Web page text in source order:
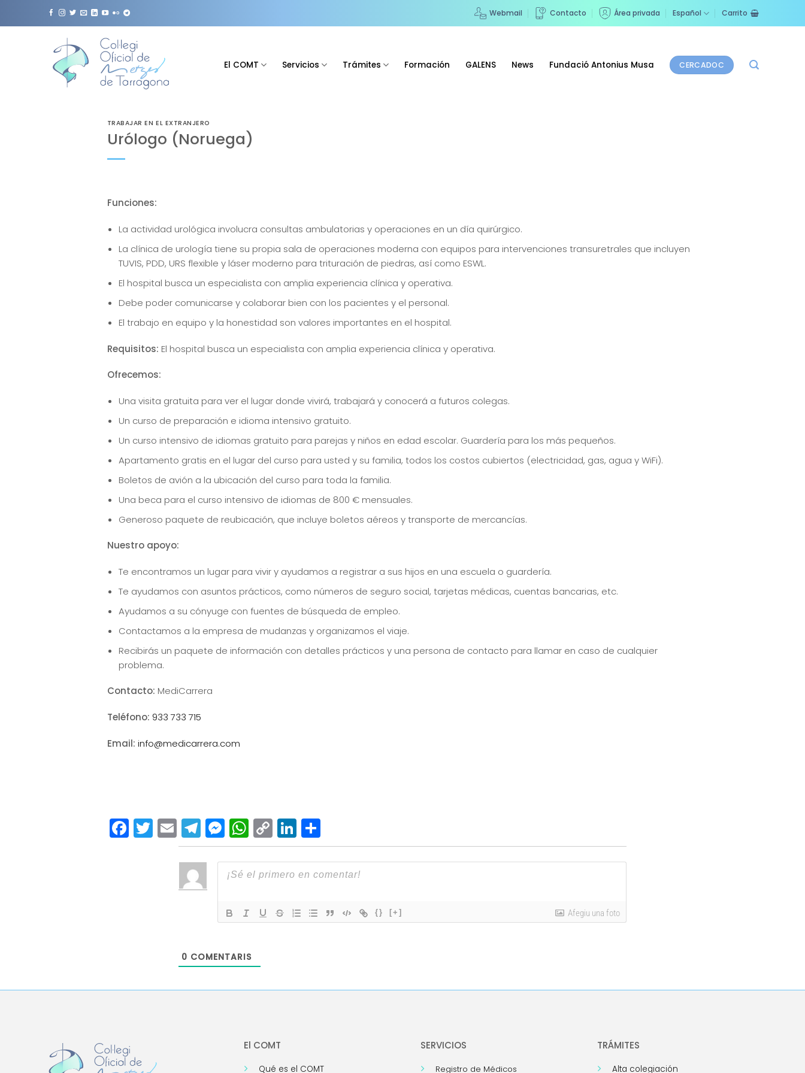
Webmail Contacto Área privada Español Carrito
El COMT Servicios Trámites Formación GALENS News Fundació Antonius Musa CERCADOC
TRABAJAR EN EL EXTRANJERO
Urólogo (Noruega)
Funciones:
La actividad urológica involucra consultas ambulatorias y operaciones en un día quirúrgico.
La clínica de urología tiene su propia sala de operaciones moderna con equipos para intervenciones transuretrales que incluyen
TUVIS, PDD, URS flexible y láser moderno para trituración de piedras, así como ESWL.
El hospital busca un especialista con amplia experiencia clínica y operativa.
Debe poder comunicarse y colaborar bien con los pacientes y el personal.
El trabajo en equipo y la honestidad son valores importantes en el hospital.
Requisitos: El hospital busca un especialista con amplia experiencia clínica y operativa.
Ofrecemos:
Una visita gratuita para ver el lugar donde vivirá, trabajará y conocerá a futuros colegas.
Un curso de preparación e idioma intensivo gratuito.
Un curso intensivo de idiomas gratuito para parejas y niños en edad escolar. Guardería para los más pequeños.
Apartamento gratis en el lugar del curso para usted y su familia, todos los costos cubiertos (electricidad, gas, agua y WiFi).
Boletos de avión a la ubicación del curso para toda la familia.
Una beca para el curso intensivo de idiomas de 800 € mensuales.
Generoso paquete de reubicación, que incluye boletos aéreos y transporte de mercancías.
Nuestro apoyo:
Te encontramos un lugar para vivir y ayudamos a registrar a sus hijos en una escuela o guardería.
Te ayudamos con asuntos prácticos, como números de seguro social, tarjetas médicas, cuentas bancarias, etc.
Ayudamos a su cónyuge con fuentes de búsqueda de empleo.
Contactamos a la empresa de mudanzas y organizamos el viaje.
Recibirás un paquete de información con detalles prácticos y una persona de contacto para llamar en caso de cualquier
problema.
Contacto: MediCarrera
Teléfono: 933 733 715
Email: info@medicarrera.com
Facebook
Twitter
EmailTelegram
Messenger
WhatsApp
Copy
Link
LinkedIn
Compartir
{} [+] Afegiu una foto
0 COMENTARIS
El COMT
Qué es el COMT
SERVICIOS
Registro de Médicos
TRÁMITES
Alta colegiación